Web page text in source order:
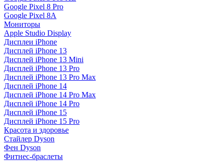
Google Pixel 8 Pro
Google Pixel 8A
Мониторы
Apple Studio Display
Дисплеи iPhone
Дисплей iPhone 13
Дисплей iPhone 13 Mini
Дисплей iPhone 13 Pro
Дисплей iPhone 13 Pro Max
Дисплей iPhone 14
Дисплей iPhone 14 Pro Max
Дисплей iPhone 14 Pro
Дисплей iPhone 15
Дисплей iPhone 15 Pro
Красота и здоровье
Стайлер Dyson
Фен Dyson
Фитнес-браслеты